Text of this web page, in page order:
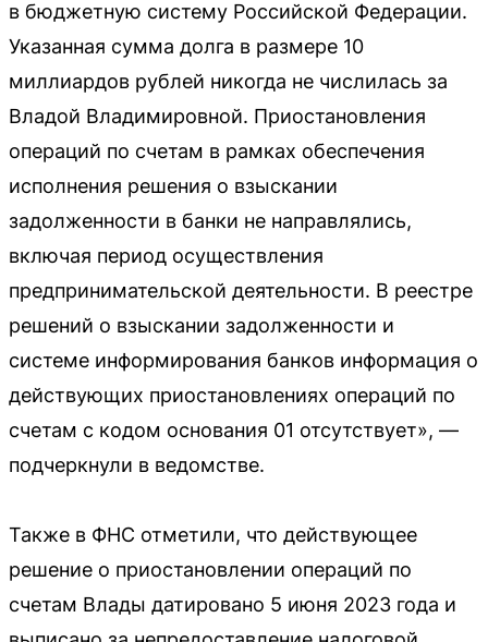
в бюджетную систему Российской Федерации.
Указанная сумма долга в размере 10
миллиардов рублей никогда не числилась за
Владой Владимировной. Приостановления
операций по счетам в рамках обеспечения
исполнения решения о взыскании
задолженности в банки не направлялись,
включая период осуществления
предпринимательской деятельности. В реестре
решений о взыскании задолженности и
системе информирования банков информация о
действующих приостановлениях операций по
счетам с кодом основания 01 отсутствует», —
подчеркнули в ведомстве.
Также в ФНС отметили, что действующее
решение о приостановлении операций по
счетам Влады датировано 5 июня 2023 года и